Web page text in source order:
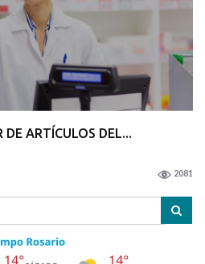
DE ARTÍCULOS DEL...
2081